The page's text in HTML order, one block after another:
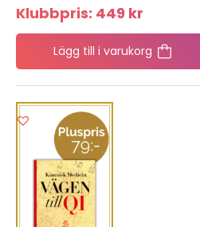
Klubbpris: 449 kr
Lägg till i varukorg